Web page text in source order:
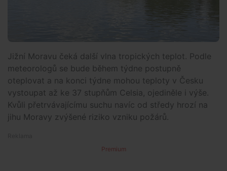
Jižní Moravu čeká další vlna tropických teplot. Podle
meteorologů se bude během týdne postupně
oteplovat a na konci týdne mohou teploty v Česku
vystoupat až ke 37 stupňům Celsia, ojediněle i výše.
Kvůli přetrvávajícímu suchu navíc od středy hrozí na
jihu Moravy zvýšené riziko vzniku požárů.
Premium